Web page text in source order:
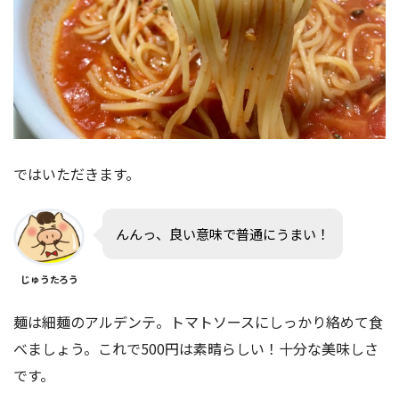
ではいただきます。
じゅうたろう
んんっ、良い意味で普通にうまい！
麺は細麺のアルデンテ。トマトソースにしっかり絡めて食
べましょう。これで500円は素晴らしい！十分な美味しさ
です。